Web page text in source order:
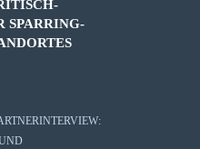
SPARRING-